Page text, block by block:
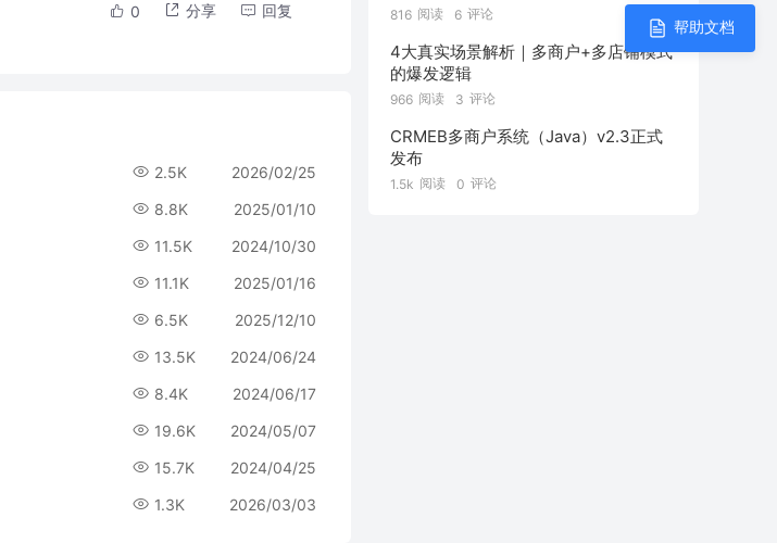
0 分享 回复
2.5K 2026/02/25
8.8K 2025/01/10
11.5K 2024/10/30
11.1K 2025/01/16
6.5K 2025/12/10
13.5K 2024/06/24
8.4K 2024/06/17
19.6K 2024/05/07
15.7K 2024/04/25
1.3K 2026/03/03
816 阅读 6 评论
4大真实场景解析｜多商户+多店铺模式
的爆发逻辑
966 阅读 3 评论
CRMEB多商户系统（Java）v2.3正式
发布
1.5k 阅读 0 评论
帮助文档